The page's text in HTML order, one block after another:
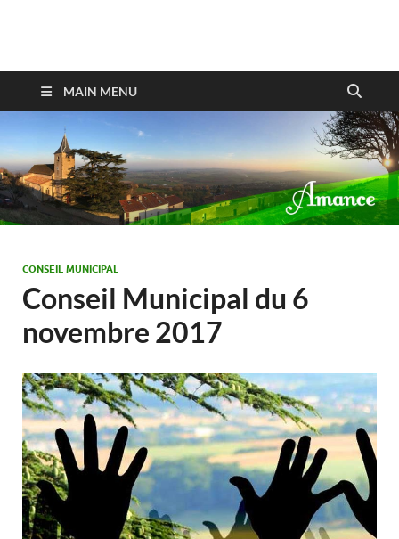
Amance
MAIN MENU
CONSEIL MUNICIPAL
Conseil Municipal du 6
novembre 2017